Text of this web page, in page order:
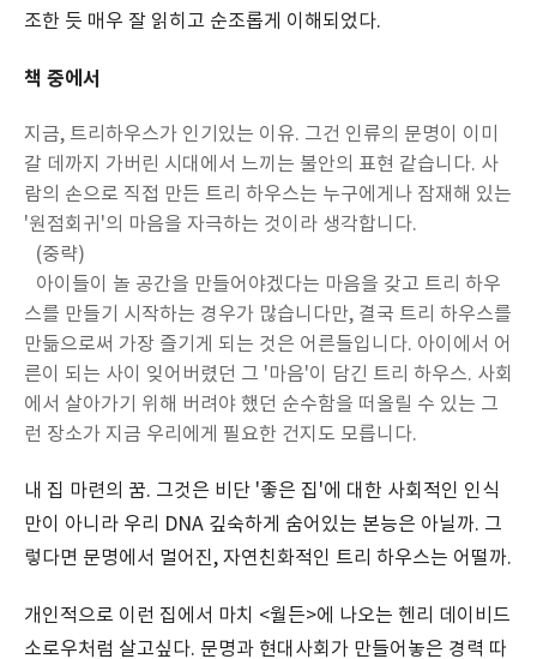
조한 듯 매우 잘 읽히고 순조롭게 이해되었다.
책 중에서
지금, 트리하우스가 인기있는 이유. 그건 인류의 문명이 이미
갈 데까지 가버린 시대에서 느끼는 불안의 표현 같습니다. 사
람의 손으로 직접 만든 트리 하우스는 누구에게나 잠재해 있는
'원점회귀'의 마음을 자극하는 것이라 생각합니다.
(중략)
아이들이 놀 공간을 만들어야겠다는 마음을 갖고 트리 하우
스를 만들기 시작하는 경우가 많습니다만, 결국 트리 하우스를
만듦으로써 가장 즐기게 되는 것은 어른들입니다. 아이에서 어
른이 되는 사이 잊어버렸던 그 '마음'이 담긴 트리 하우스. 사회
에서 살아가기 위해 버려야 했던 순수함을 떠올릴 수 있는 그
런 장소가 지금 우리에게 필요한 건지도 모릅니다.
내 집 마련의 꿈. 그것은 비단 '좋은 집'에 대한 사회적인 인식
만이 아니라 우리 DNA 깊숙하게 숨어있는 본능은 아닐까. 그
렇다면 문명에서 멀어진, 자연친화적인 트리 하우스는 어떨까.
개인적으로 이런 집에서 마치 <월든>에 나오는 헨리 데이비드
소로우처럼 살고싶다. 문명과 현대사회가 만들어놓은 경력 따